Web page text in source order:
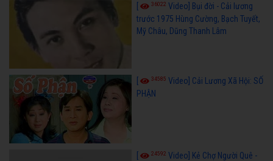
36022 Video] Bụi đời - Cải lương
trước 1975 Hùng Cường, Bạch Tuyết,
Mỹ Châu, Dũng Thanh Lâm
34585 Video] Cải Lương Xã Hội: SỐ
PHẬN
24592 Video] Kẻ Chợ Người Quê -